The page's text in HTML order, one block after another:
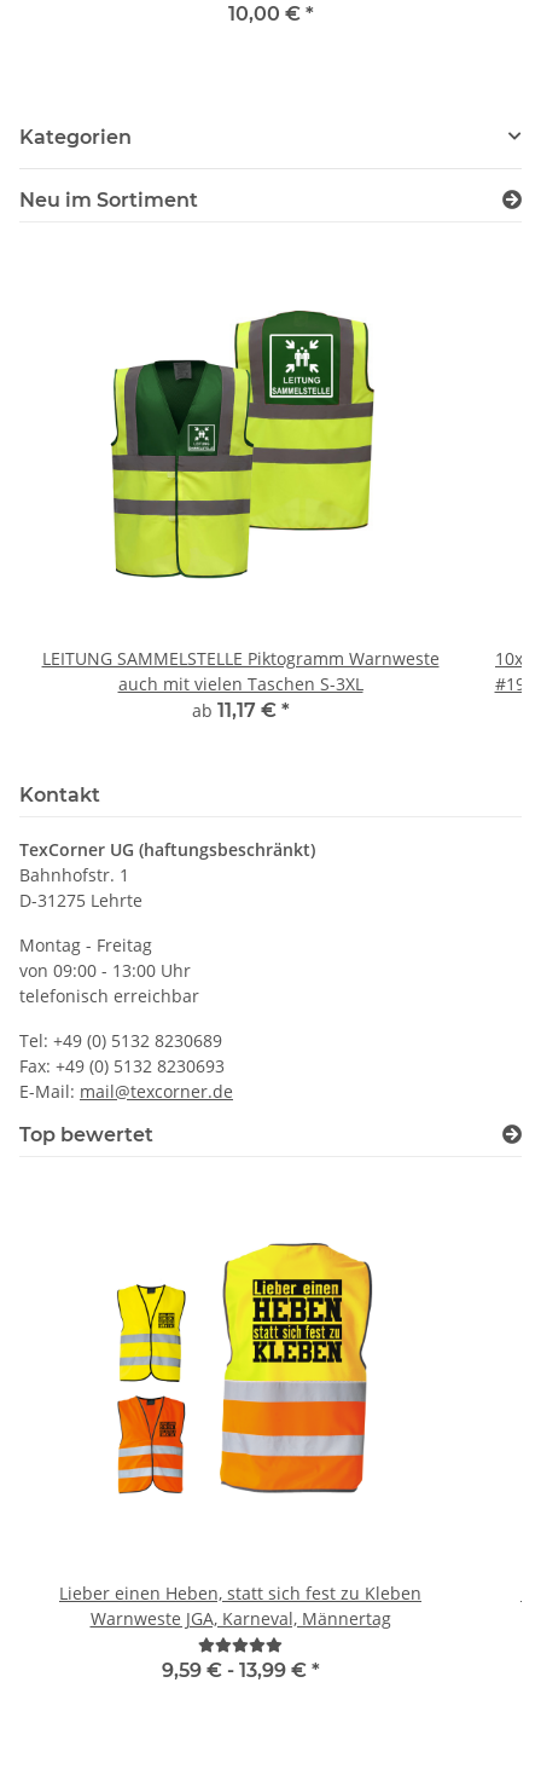
10,00 € *
Kategorien
Neu im Sortiment
LEITUNG SAMMELSTELLE Piktogramm Warnweste
auch mit vielen Taschen S-3XL
ab 11,17 € *
10x
#190
Kontakt
TexCorner UG (haftungsbeschränkt)
Bahnhofstr. 1
D-31275 Lehrte
Montag - Freitag
von 09:00 - 13:00 Uhr
telefonisch erreichbar
Tel: +49 (0) 5132 8230689
Fax: +49 (0) 5132 8230693
E-Mail: mail@texcorner.de
Top bewertet
Lieber einen Heben, statt sich fest zu Kleben
Warnweste JGA, Karneval, Männertag
9,59 € - 13,99 € *